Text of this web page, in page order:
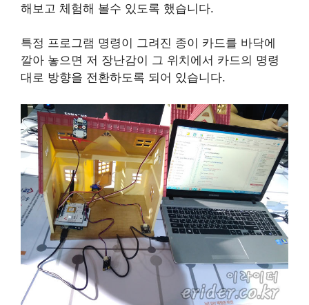
해보고 체험해 볼수 있도록 했습니다.
특정 프로그램 명령이 그려진 종이 카드를 바닥에
깔아 놓으면 저 장난감이 그 위치에서 카드의 명령
대로 방향을 전환하도록 되어 있습니다.